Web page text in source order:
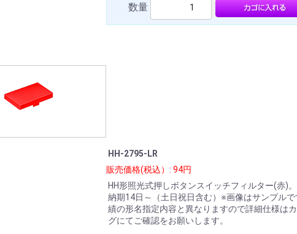
数量
HH-2795-LR
販売価格(税込）: 94円
HH形照光式押しボタンスイッチフィルター(赤)
納期14日～（土日祝日含む）※画像はサンプルで
績の形名指定内容と異なりますので詳細仕様は
グにてご確認をお願いします。